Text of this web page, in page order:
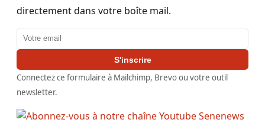
directement dans votre boîte mail.
Adresse email
S'inscrire
Connectez ce formulaire à Mailchimp, Brevo ou votre outil
newsletter.